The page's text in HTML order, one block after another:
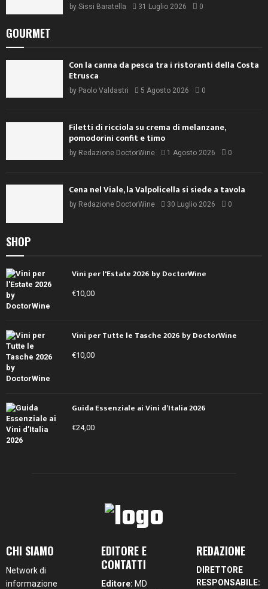
by Sissi Baratella 31 Luglio 2026 0
GOURMET
Con la canna da pesca tra i ristoranti della Costa
Etrusca
by Paolo Valdastri 5 Agosto 2026 0
Filetti di ricciola su crema di melanzane,
pomodorini confit e timo
by Redazione DoctorWine 1 Agosto 2026 0
Cena nel Viale, la Valpolicella si siede a tavola
by Redazione DoctorWine 30 Luglio 2026 0
SHOP
Vini per l'Estate 2026 by DoctorWine
€10,00
Vini per Tutte le Tasche 2026 by DoctorWine
€10,00
Guida Essenziale ai Vini d’Italia 2026
€24,00
CHI SIAMO
Network di
informazione
EDITORE E
CONTATTI
Editore: MD
REDAZIONE
DIRETTORE
RESPONSABILE: